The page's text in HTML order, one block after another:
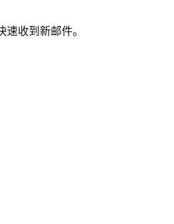
收到新邮件。